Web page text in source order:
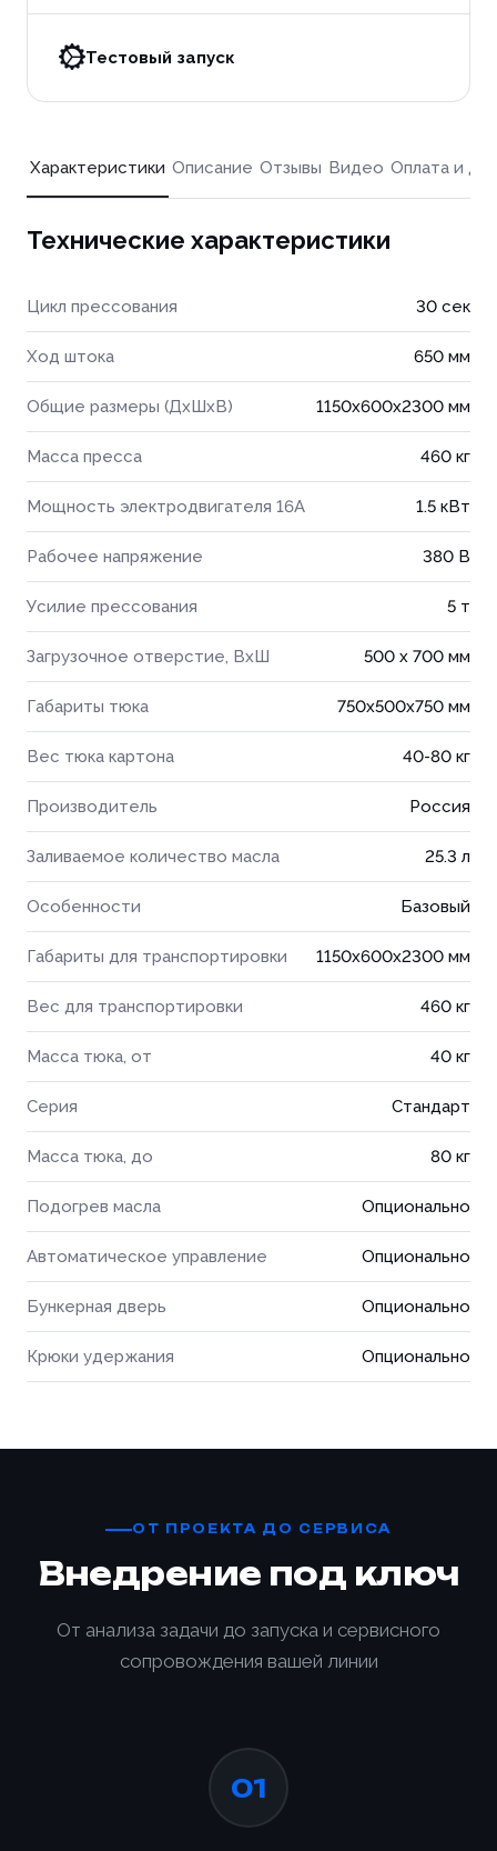
Тестовый запуск
Характеристики Описание Отзывы Видео Оплата и
Технические характеристики
Цикл прессования 30 сек
Ход штока 650 мм
Общие размеры (ДхШхВ) 1150x600x2300 мм
Масса пресса 460 кг
Мощность электродвигателя 16А 1.5 кВт
Рабочее напряжение 380 В
Усилие прессования 5 т
Загрузочное отверстие, ВхШ 500 х 700 мм
Габариты тюка 750x500x750 мм
Вес тюка картона 40-80 кг
Производитель Россия
Заливаемое количество масла 25.3 л
Особенности Базовый
Габариты для транспортировки 1150x600x2300 мм
Вес для транспортировки 460 кг
Масса тюка, от 40 кг
Серия Стандарт
Масса тюка, до 80 кг
Подогрев масла Опционально
Автоматическое управление Опционально
Бункерная дверь Опционально
Крюки удержания Опционально
ОТ ПРОЕКТА ДО СЕРВИСА
Внедрение под ключ
От анализа задачи до запуска и сервисного
сопровождения вашей линии
01